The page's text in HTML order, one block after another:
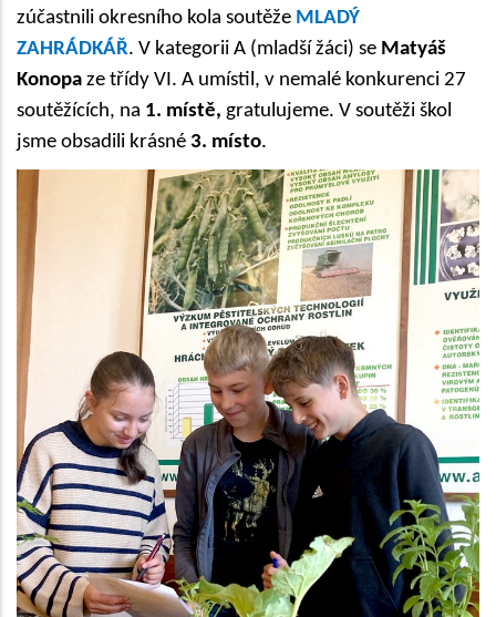
zúčastnili okresního kola soutěže MLADÝ
ZAHRÁDKÁŘ. V kategorii A (mladší žáci) se Matyáš
Konopa ze třídy VI. A umístil, v nemalé konkurenci 27
soutěžících, na 1. místě, gratulujeme. V soutěži škol
jsme obsadili krásné 3. místo.